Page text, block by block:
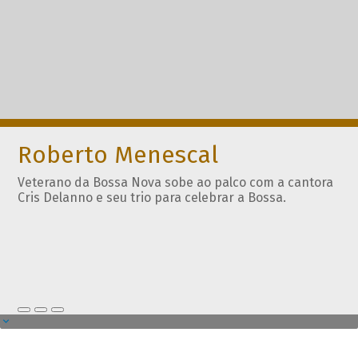
Roberto Menescal
Veterano da Bossa Nova sobe ao palco com a cantora
Cris Delanno e seu trio para celebrar a Bossa.